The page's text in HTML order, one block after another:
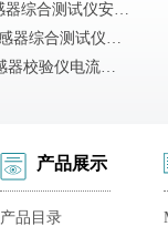
MOEORW-HF25 互感器综合测试仪安全操作
MOEORW-HP121 互感器综合测试仪注意事项
MOEORW-HG01 互感器校验仪电流电压互感器负荷箱使用
产品展示
产品目录